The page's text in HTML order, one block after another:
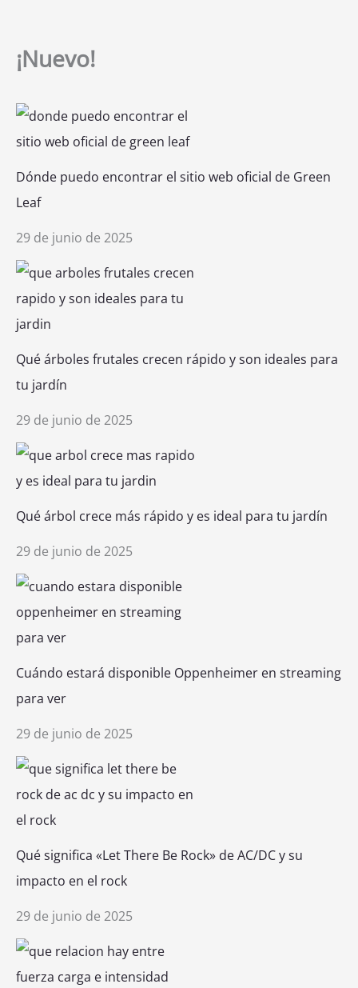
¡Nuevo!
Dónde puedo encontrar el sitio web oficial de Green
Leaf
29 de junio de 2025
Qué árboles frutales crecen rápido y son ideales para
tu jardín
29 de junio de 2025
Qué árbol crece más rápido y es ideal para tu jardín
29 de junio de 2025
Cuándo estará disponible Oppenheimer en streaming
para ver
29 de junio de 2025
Qué significa «Let There Be Rock» de AC/DC y su
impacto en el rock
29 de junio de 2025